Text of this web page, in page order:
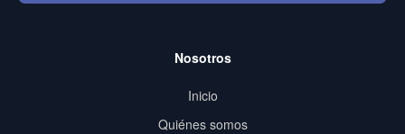
Nosotros
Inicio
Quiénes somos